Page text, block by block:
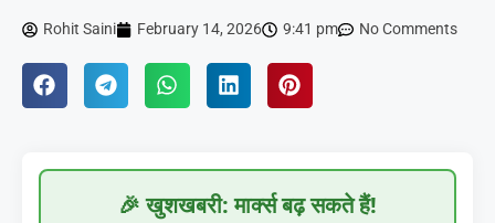
Rohit Saini February 14, 2026 9:41 pm No Comments
🎉 खुशखबरी: मार्क्स बढ़ सकते हैं!